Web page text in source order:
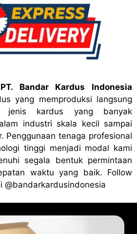
PT. Bandar Kardus Indonesia
yang memproduksi langsung
jenis kardus yang banyak
industri skala kecil sampai
Penggunaan tenaga profesional
tinggi menjadi modal kami
segala bentuk permintaan
waktu yang baik. Follow
@bandarkardusindonesia